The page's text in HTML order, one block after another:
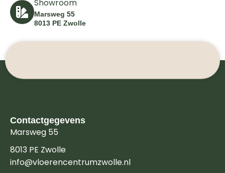
Showroom
Marsweg 55
8013 PE Zwolle
Contactgegevens
Marsweg 55
8013 PE Zwolle
info@vloerencentrumzwolle.nl